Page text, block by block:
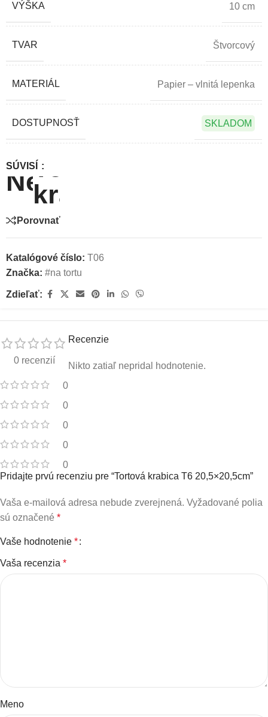
VÝŠKA 10 cm
TVAR Štvorcový
MATERIÁL Papier – vlnitá lepenka
DOSTUPNOSŤ SKLADOM
SÚVISÍ
Porovnať
Katalógové číslo: T06
Značka: #na tortu
Zdieľať:
0 recenzií
0
0
0
0
0
Recenzie
Nikto zatiaľ nepridal hodnotenie.
Pridajte prvú recenziu pre “Tortová krabica T6 20,5×20,5cm”
Vaša e-mailová adresa nebude zverejnená. Vyžadované polia
sú označené *
Vaše hodnotenie *
Vaša recenzia *
Meno